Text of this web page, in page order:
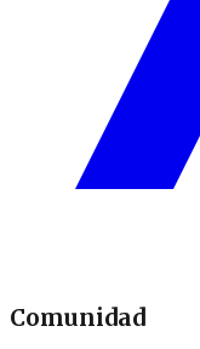
Comunidad